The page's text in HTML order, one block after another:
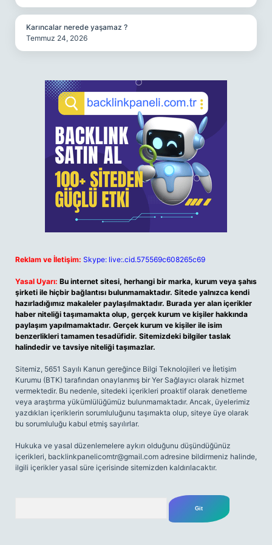
Karıncalar nerede yaşamaz ?
Temmuz 24, 2026
Reklam ve İletişim: Skype: live:.cid.575569c608265c69
Yasal Uyarı: Bu internet sitesi, herhangi bir marka, kurum veya şahıs
şirketi ile hiçbir bağlantısı bulunmamaktadır. Sitede yalnızca kendi
hazırladığımız makaleler paylaşılmaktadır. Burada yer alan içerikler
haber niteliği taşımamakta olup, gerçek kurum ve kişiler hakkında
paylaşım yapılmamaktadır. Gerçek kurum ve kişiler ile isim
benzerlikleri tamamen tesadüfidir. Sitemizdeki bilgiler taslak
halindedir ve tavsiye niteliği taşımazlar.
Sitemiz, 5651 Sayılı Kanun gereğince Bilgi Teknolojileri ve İletişim
Kurumu (BTK) tarafından onaylanmış bir Yer Sağlayıcı olarak hizmet
vermektedir. Bu nedenle, sitedeki içerikleri proaktif olarak denetleme
veya araştırma yükümlülüğümüz bulunmamaktadır. Ancak, üyelerimiz
yazdıkları içeriklerin sorumluluğunu taşımakta olup, siteye üye olarak
bu sorumluluğu kabul etmiş sayılırlar.
Hukuka ve yasal düzenlemelere aykırı olduğunu düşündüğünüz
içerikleri, backlinkpanelicomtr@gmail.com adresine bildirmeniz halinde,
ilgili içerikler yasal süre içerisinde sitemizden kaldırılacaktır.